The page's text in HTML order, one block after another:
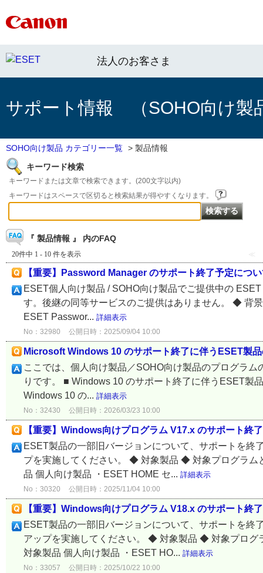
法人のお客さま
サポート情報 （SOHO向け製
SOHO向け製品 カテゴリー一覧 > 製品情報
キーワード検索
キーワードまたは文章で検索できます。(200文字以内)
キーワードはスペースで区切ると検索結果が得やすくなります。
『 製品情報 』 内のFAQ
20件中 1 - 10 件を表示 ≪
【重要】Password Manager のサポート終了予定につ
ESET個人向け製品 / SOHO向け製品でご提供中の
す。後継の同等サービスのご提供はありません。 ◆ 背
ESET Passwor... 詳細表示
No：32980 公開日時：2025/09/04 10:00
Microsoft Windows 10 のサポート終了に伴うESET製
ここでは、個人向け製品／SOHO向け製品のプログラ
りです。 ■ Windows 10 のサポート終了に伴うESET製
Windows 10 の... 詳細表示
No：32430 公開日時：2026/03/23 10:00
【重要】Windows向けプログラム V17.x のサポート終
ESET製品の一部旧バージョンについて、サポートを終
プを実施してください。 ◆ 対象製品 ◆ 対象プログラ
品 個人向け製品 ・ESET HOME セ... 詳細表示
No：30320 公開日時：2025/11/04 10:00
【重要】Windows向けプログラム V18.x のサポート終
ESET製品の一部旧バージョンについて、サポートを終
アップを実施してください。 ◆ 対象製品 ◆ 対象プロ
対象製品 個人向け製品 ・ESET HO... 詳細表示
No：33057 公開日時：2025/10/22 10:00